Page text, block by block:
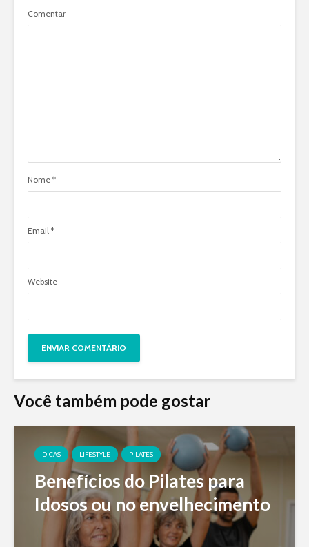
Comentar
Nome *
Email *
Website
Você também pode gostar
DICAS LIFESTYLE PILATES
Benefícios do Pilates para
Idosos ou no envelhecimento